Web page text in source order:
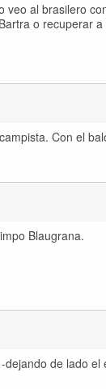
veo al brasilero
o recuperar
Con el
Blaugrana.
de lado